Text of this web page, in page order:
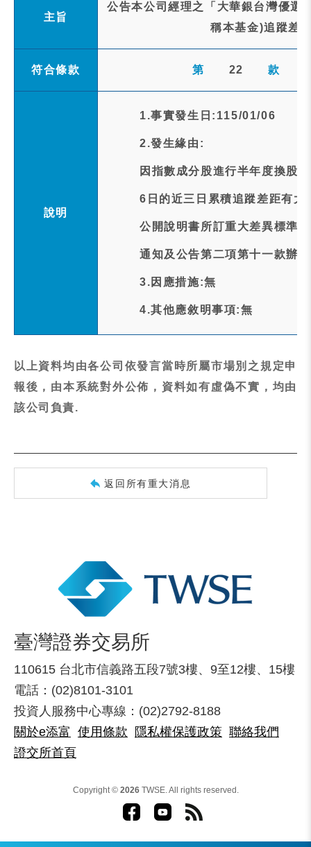
主旨
公告本公司經理之「大華銀台灣優選
稱本基金)追蹤差
符合條款 第 22 款
說明
1.事實發生日:115/01/06
2.發生緣由:
因指數成分股進行半年度換股
6日的近三日累積追蹤差距有
公開說明書所訂重大差異標準
通知及公告第二項第十一款辦
3.因應措施:無
4.其他應敘明事項:無
以上資料均由各公司依發言當時所屬市場別之規定申
報後，由本系統對外公佈，資料如有虛偽不實，均由
該公司負責.
返回所有重大消息
臺灣證券交易所
110615 台北市信義路五段7號3樓、9至12樓、15樓
電話：(02)8101-3101
投資人服務中心專線：(02)2792-8188
關於e添富 使用條款 隱私權保護政策 聯絡我們
證交所首頁
Copyright © 2026TWSE. All rights reserved.